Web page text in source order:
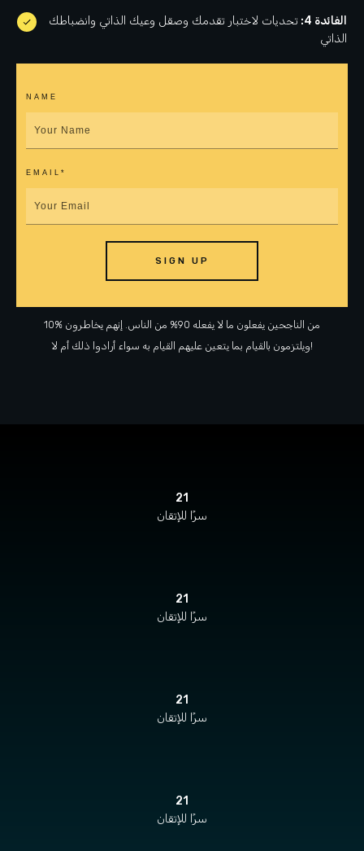
الفائدة 4:
تحديات لاختبار تقدمك وصقل وعيك الذاتي وانضباطك
الذاتي
NAME
EMAIL*
SIGN UP
10% من الناجحين يفعلون ما لا يفعله 90% من الناس. إنهم يخاطرون
ويلتزمون بالقيام بما يتعين عليهم القيام به سواء أرادوا ذلك أم لا!
21
سرًا للإتقان
21
سرًا للإتقان
21
سرًا للإتقان
21
سرًا للإتقان